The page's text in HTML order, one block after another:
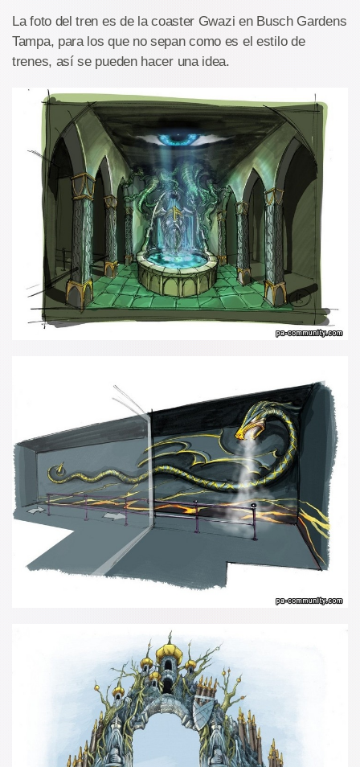
La foto del tren es de la coaster Gwazi en Busch Gardens
Tampa, para los que no sepan como es el estilo de
trenes, así se pueden hacer una idea.